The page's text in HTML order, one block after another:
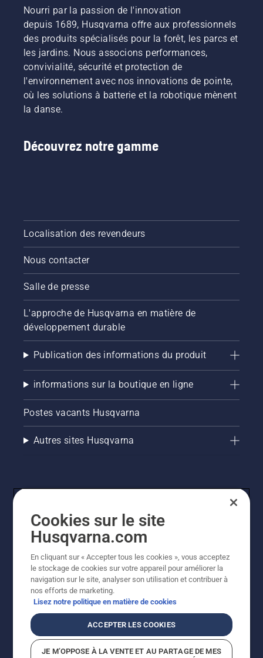
Nourri par la passion de l'innovation
depuis 1689, Husqvarna offre aux professionnels
des produits spécialisés pour la forêt, les parcs et
les jardins. Nous associons performances,
convivialité, sécurité et protection de
l'environnement avec nos innovations de pointe,
où les solutions à batterie et la robotique mènent
la danse.
Découvrez notre gamme
Localisation des revendeurs
Nous contacter
Salle de presse
L'approche de Husqvarna en matière de
développement durable
Publication des informations du produit
informations sur la boutique en ligne
Postes vacants Husqvarna
Autres sites Husqvarna
© Husqvarna AB (publ). Tous droits réservés. Les prix
indiqués sont des prix de vente conseillés. Tous les prix
indiqués sont des prix de vente recommandés (TVA
incluse), sauf si le produit est disponible pour un achat
direct.
Politique relative aux cookiesConditions d'utilisation
Signalement de violations présumées
Cookies sur le site
Husqvarna.com
En cliquant sur « Accepter tous les cookies », vous acceptez
le stockage de cookies sur votre appareil pour améliorer la
navigation sur le site, analyser son utilisation et contribuer à
nos efforts de marketing.
Lisez notre politique en matière de cookies
ACCEPTER LES COOKIES
JE M’OPPOSE À LA VENTE ET AU PARTAGE DE MES